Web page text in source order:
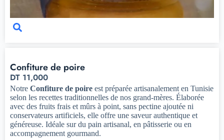
Confiture de poire
DT 11,000
Notre Confiture de poire est préparée artisanalement en Tunisie
selon les recettes traditionnelles de nos grand-mères. Élaborée
avec des fruits frais et mûrs à point, sans pectine ajoutée ni
conservateurs artificiels, elle offre une saveur authentique et
généreuse. Idéale sur du pain artisanal, en pâtisserie ou en
accompagnement gourmand.